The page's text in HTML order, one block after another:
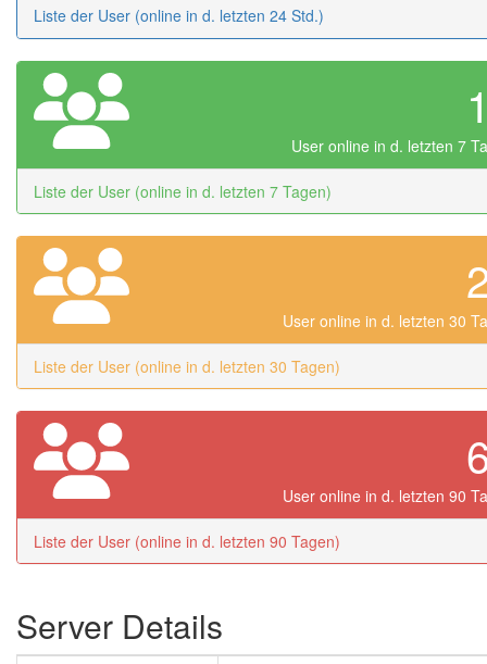
Liste der User (online in d. letzten 24 Std.)
User online in d. letzten 7
Liste der User (online in d. letzten 7 Tagen)
User online in d. letzten 30
Liste der User (online in d. letzten 30 Tagen)
User online in d. letzten 90
Liste der User (online in d. letzten 90 Tagen)
Server Details